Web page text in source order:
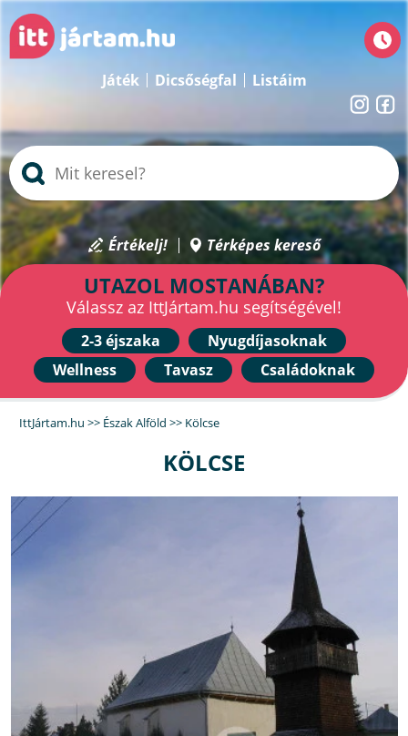
Játék Dicsőségfal Listáim
Értékelj! Térképes kereső
UTAZOL MOSTANÁBAN?
Válassz az IttJártam.hu segítségével!
2-3 éjszaka
Nyugdíjasoknak
Wellness
Tavasz Családoknak
IttJártam.hu >> Észak Alföld >> Kölcse
KÖLCSE